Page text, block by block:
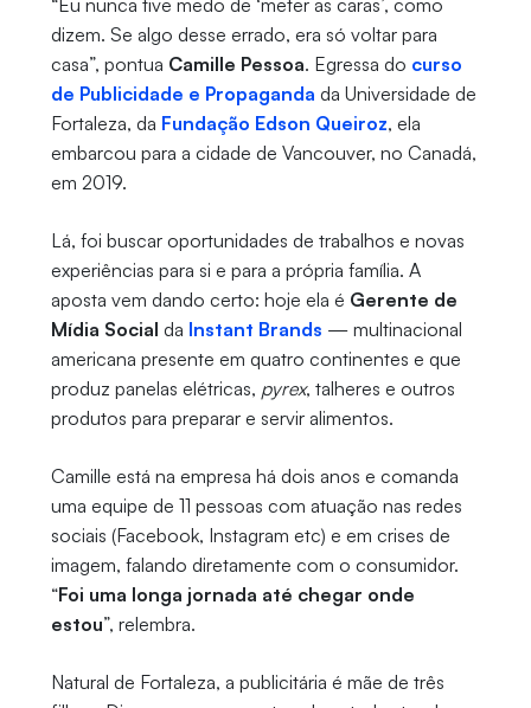
“Eu nunca tive medo de ‘meter as caras’, como
dizem. Se algo desse errado, era só voltar para
casa”, pontua Camille Pessoa. Egressa do curso
de Publicidade e Propaganda da Universidade de
Fortaleza, da Fundação Edson Queiroz, ela
embarcou para a cidade de Vancouver, no Canadá,
em 2019.
Lá, foi buscar oportunidades de trabalhos e novas
experiências para si e para a própria família. A
aposta vem dando certo: hoje ela é Gerente de
Mídia Social da Instant Brands — multinacional
americana presente em quatro continentes e que
produz panelas elétricas, pyrex, talheres e outros
produtos para preparar e servir alimentos.
Camille está na empresa há dois anos e comanda
uma equipe de 11 pessoas com atuação nas redes
sociais (Facebook, Instagram etc) e em crises de
imagem, falando diretamente com o consumidor.
“Foi uma longa jornada até chegar onde
estou”, relembra.
Natural de Fortaleza, a publicitária é mãe de três